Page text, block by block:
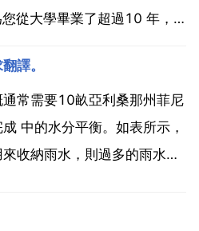
從大學畢業了超過10 年，
幫助您的路線？9.您比英語
？10.您必須講英...
譯。
常需要10畝亞利桑那州菲尼
中的水分平衡。如表所示，
收納雨水，則過多的雨水會
道的區域，則積水的最大值